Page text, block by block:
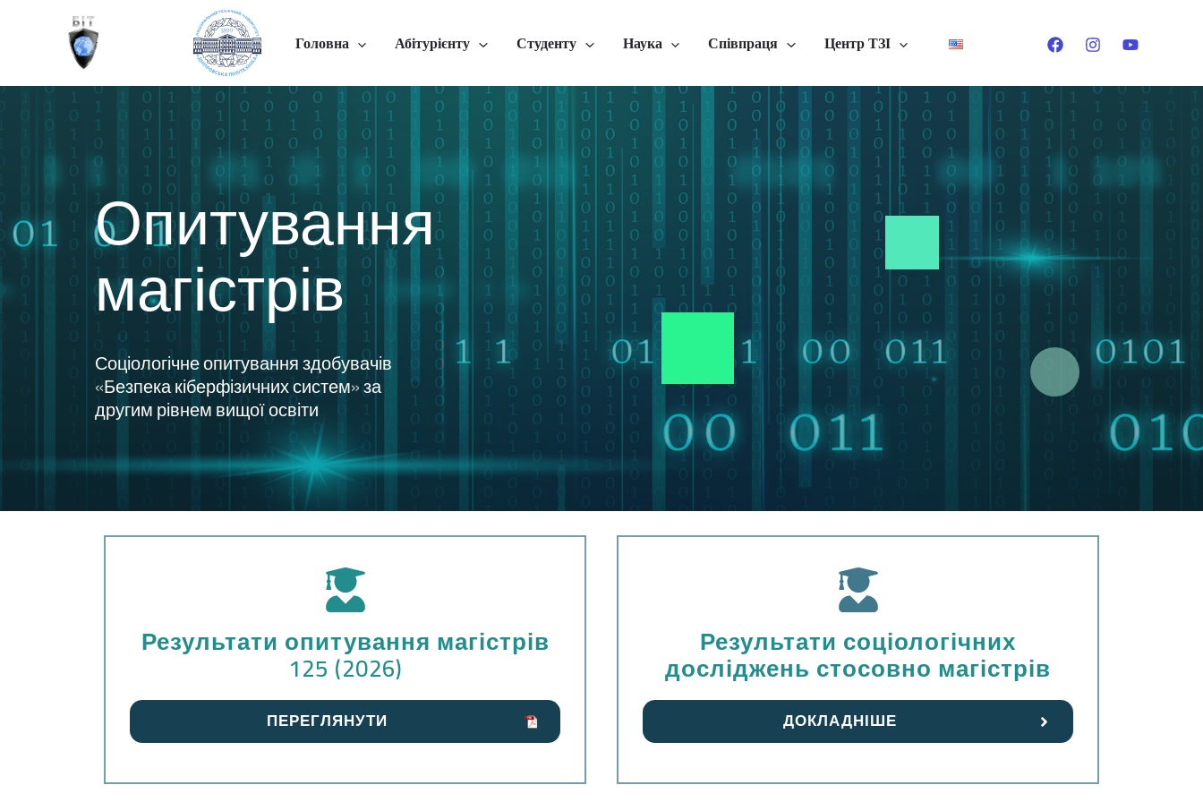
Головна Абітурієнту Студенту Наука Співпраця Центр ТЗІ
Опитування
магістрів
Соціологічне опитування здобувачів
«Безпека кіберфізичних систем» за
другим рівнем вищої освіти
Результати опитування магістрів
125 (2026)
ПЕРЕГЛЯНУТИ
Результати соціологічних
досліджень стосовно магістрів
ДОКЛАДНІШЕ